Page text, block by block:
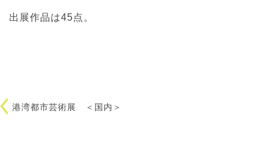
出展作品は45点。
港湾都市芸術展 ＜国内＞